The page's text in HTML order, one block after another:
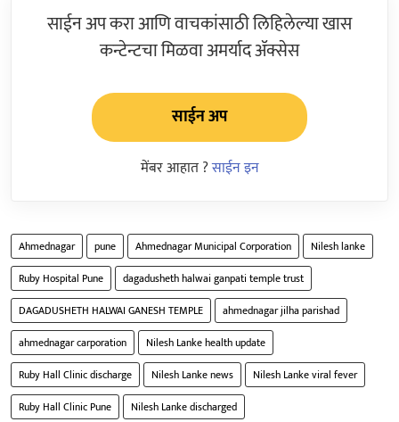
साईन अप करा आणि वाचकांसाठी लिहिलेल्या खास
कन्टेन्टचा मिळवा अमर्याद ॲक्सेस
साईन अप
मेंबर आहात ?साईन इन
Ahmednagar pune Ahmednagar Municipal Corporation
Nilesh lanke
Ruby Hospital Pune
dagadusheth halwai ganpati temple trust
DAGADUSHETH HALWAI GANESH TEMPLE
ahmednagar jilha parishad
ahmednagar carporation
Nilesh Lanke health update
Ruby Hall Clinic discharge
Nilesh Lanke news
Nilesh Lanke viral fever
Ruby Hall Clinic Pune
Nilesh Lanke discharged